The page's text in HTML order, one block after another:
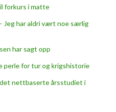
forkurs i matte
Jeg har aldri vært noe særlig
har sagt opp
perle for tur og krigshistorie
nettbaserte årsstudiet i